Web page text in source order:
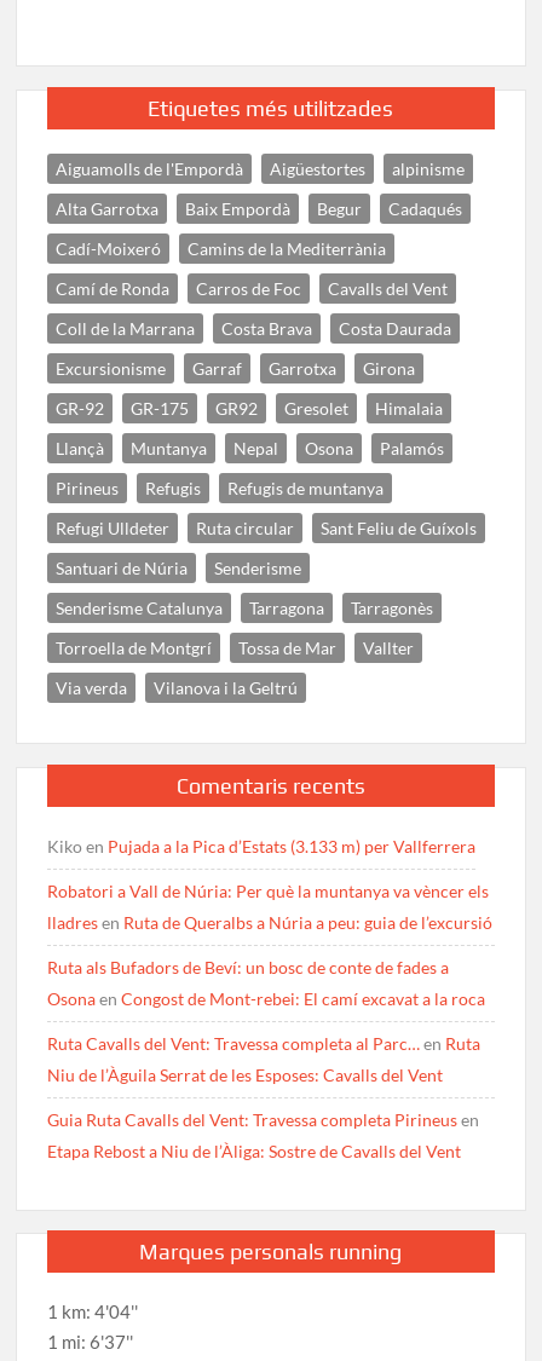
Etiquetes més utilitzades
Aiguamolls de l'Empordà Aigüestortes
alpinisme
Alta Garrotxa
Baix Empordà Begur
Cadaqués
Cadí-Moixeró
Camins de la Mediterrània
Camí de Ronda
Carros de Foc
Cavalls del Vent
Coll de la Marrana
Costa Brava
Costa Daurada
Excursionisme
Garraf Garrotxa
Girona
GR-92
GR-175 GR92 Gresolet
Himalaia
Llançà
Muntanya Nepal Osona
Palamós
Pirineus
Refugis
Refugis de muntanya
Refugi Ulldeter
Ruta circular
Sant Feliu de Guíxols
Santuari de Núria
Senderisme
Senderisme Catalunya
Tarragona
Tarragonès
Torroella de Montgrí
Tossa de Mar
Vallter
Via verda
Vilanova i la Geltrú
Comentaris recents
Kikoen Pujada a la Pica d’Estats (3.133 m) per Vallferrera
Robatori a Vall de Núria: Per què la muntanya va vèncer els
lladresen Ruta de Queralbs a Núria a peu: guia de l’excursió
Ruta als Bufadors de Beví: un bosc de conte de fades a
OsonaenCongost de Mont-rebei: El camí excavat a la roca
Ruta Cavalls del Vent: Travessa completa al Parc…en Ruta
Niu de l’Àguila Serrat de les Esposes: Cavalls del Vent
Guia Ruta Cavalls del Vent: Travessa completa Pirineusen
Etapa Rebost a Niu de l’Àliga: Sostre de Cavalls del Vent
Marques personals running
1 km: 4'04''
1 mi: 6'37''